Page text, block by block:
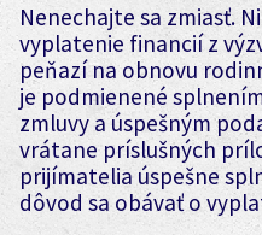
Nenechajte sa zmiasť.
vyplatenie financií z
peňazí na obnovu
je podmienené
zmluvy a úspešným
vrátane príslušných
prijímatelia úspešne
dôvod sa obávať o